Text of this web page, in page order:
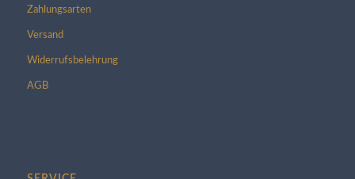
Zahlungsarten
Versand
Widerrufsbelehrung
AGB